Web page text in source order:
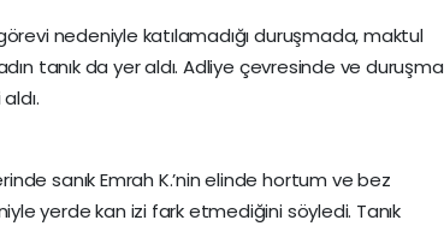
nedeniyle katılamadığı duruşmada, maktul
tanık da yer aldı. Adliye çevresinde ve duruşma
sanık Emrah K.’nin elinde hortum ve bez
yerde kan izi fark etmediğini söyledi. Tanık